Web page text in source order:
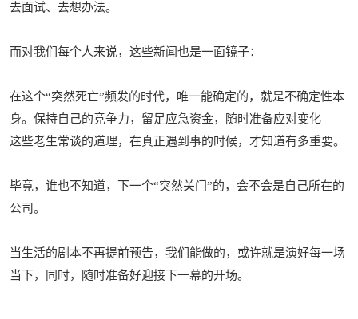
去面试、去想办法。
而对我们每个人来说，这些新闻也是一面镜子：
在这个“突然死亡”频发的时代，唯一能确定的，就是不确定性本
身。保持自己的竞争力，留足应急资金，随时准备应对变化——
这些老生常谈的道理，在真正遇到事的时候，才知道有多重要。
毕竟，谁也不知道，下一个“突然关门”的，会不会是自己所在的
公司。
当生活的剧本不再提前预告，我们能做的，或许就是演好每一场
当下，同时，随时准备好迎接下一幕的开场。